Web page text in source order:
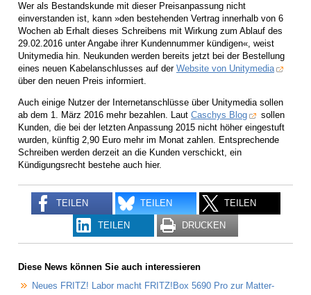
Wer als Bestandskunde mit dieser Preisanpassung nicht
einverstanden ist, kann »den bestehenden Vertrag innerhalb von 6
Wochen ab Erhalt dieses Schreibens mit Wirkung zum Ablauf des
29.02.2016 unter Angabe ihrer Kundennummer kündigen«, weist
Unitymedia hin. Neukunden werden bereits jetzt bei der Bestellung
eines neuen Kabelanschlusses auf der Website von Unitymedia
über den neuen Preis informiert.
Auch einige Nutzer der Internetanschlüsse über Unitymedia sollen
ab dem 1. März 2016 mehr bezahlen. Laut Caschys Blog
sollen
Kunden, die bei der letzten Anpassung 2015 nicht höher eingestuft
wurden, künftig 2,90 Euro mehr im Monat zahlen. Entsprechende
Schreiben werden derzeit an die Kunden verschickt, ein
Kündigungsrecht bestehe auch hier.
TEILEN TEILEN TEILEN
TEILEN DRUCKEN
Diese News können Sie auch interessieren
Neues FRITZ! Labor macht FRITZ!Box 5690 Pro zur Matter-